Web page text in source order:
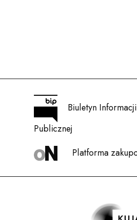
Biuletyn Informacji
Publicznej
Platforma